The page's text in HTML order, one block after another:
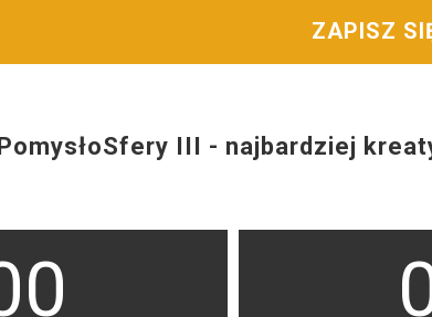
ZAPISZ
III - najbardziej